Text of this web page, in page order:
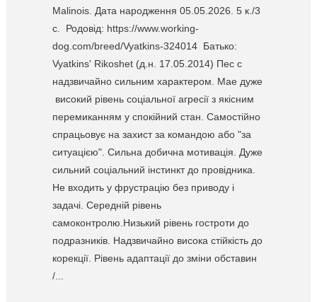
Malinois. Дата народження 05.05.2026. 5 к./3
c. Родовід: https://www.working-
dog.com/breed/Vyatkins-324014 Батько:
Vyatkins' Rikoshet (д.н. 17.05.2014) Пес с
надзвичайно сильним характером. Мае дуже
високий рівень соціальної агресії з якісним
перемиканням у спокійний стан. Самостійно
спрацьовує на захист за командою або "за
ситуацією". Сильна добична мотивація. Дуже
сильний соціальний інстинкт до провідника.
Не входить у фрустрацію без приводу і
задачі. Середній рівень
самоконтролю.Низький рівень гостроти до
подразників. Надзвичайно висока стійкість до
корекції. Рівень адаптації до зміни обставин
/...